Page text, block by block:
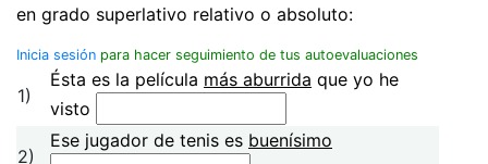
en grado superlativo relativo o absoluto:
Inicia sesión para hacer seguimiento de tus autoevaluaciones
1)
Ésta es la película más aburrida que yo he
visto
2)
Ese jugador de tenis es buenísimo